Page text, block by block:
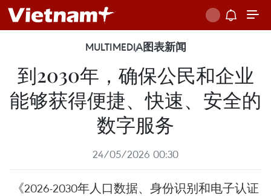
MULTIMEDIA图表新闻
到2030年，确保公民和企业
能够获得便捷、快速、安全的
数字服务
24/05/2026 00:30
《2026-2030年人口数据、身份识别和电子认证